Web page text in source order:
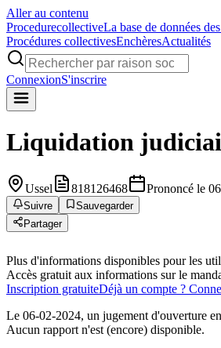
Aller au contenu
ProcedurecollectiveLa base de données
Procédures collectivesEnchèresActualités
ConnexionS'inscrire
Liquidation
Ussel 818126468 Prononcé le
Suivre
Sauvegarder
Partager
Plus d'informations disponibles pour les
Accès gratuit aux informations sur le
Inscription gratuiteDéjà un compte ?
Le 06-02-2024, un jugement d'ouverture
Aucun rapport n'est (encore) disponible.